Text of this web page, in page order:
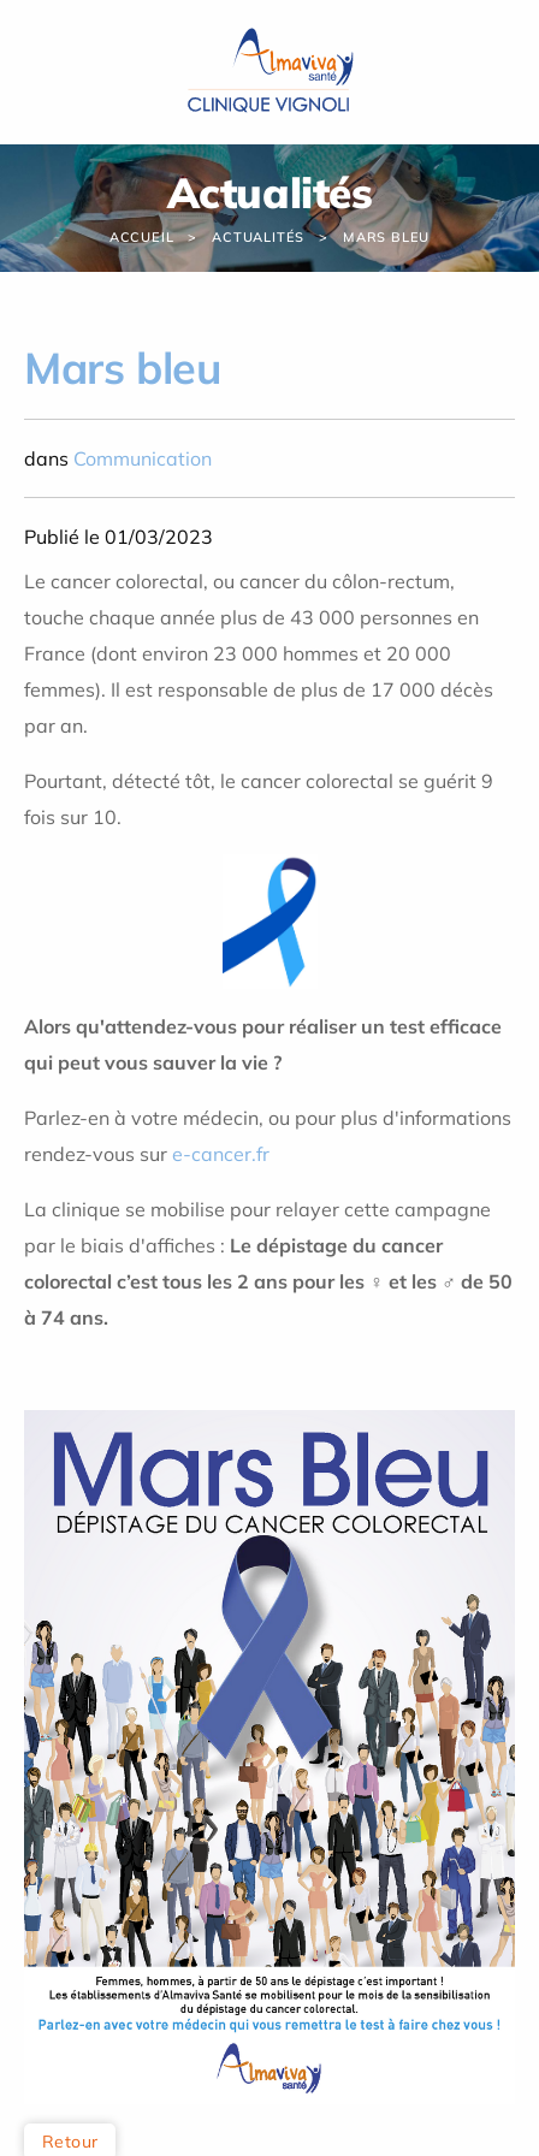
Actualités
ACCUEIL ACTUALITÉS MARS BLEU
Mars bleu
dans Communication
Publié le 01/03/2023
Le cancer colorectal, ou cancer du côlon-rectum,
touche chaque année plus de 43 000 personnes en
France (dont environ 23 000 hommes et 20 000
femmes). Il est responsable de plus de 17 000 décès
par an.
Pourtant, détecté tôt, le cancer colorectal se guérit 9
fois sur 10.
Alors qu'attendez-vous pour réaliser un test efficace
qui peut vous sauver la vie ?
Parlez-en à votre médecin, ou pour plus d'informations
rendez-vous sur e-cancer.fr
La clinique se mobilise pour relayer cette campagne
par le biais d'affiches : Le dépistage du cancer
colorectal c’est tous les 2 ans pour les ♀️ et les ♂️ de 50
à 74 ans.
Retour